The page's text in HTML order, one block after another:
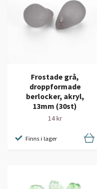
Frostade grå,
droppformade
berlocker, akryl,
13mm (30st)
14 kr
Finns i lager